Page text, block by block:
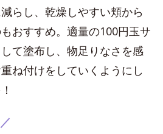
らし、乾燥しやすい頬から
おすすめ。適量の100円玉サ
て塗布し、物足りなさを感
ね付けをしていくようにし